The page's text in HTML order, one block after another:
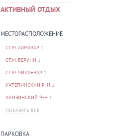
АКТИВНЫЙ ОТДЫХ
МЕСТОРАСПОЛОЖЕНИЕ
СТ.М. АЛМАЗАР 1
СТ.М. БЕРУНИ 1
СТ.М. ЧИЛАНЗАР 1
УЧТЕПИНСКИЙ Р-Н 1
ХАМЗИНСКИЙ Р-Н 1
ПОКАЗАТЬ ВСЕ
ПАРКОВКА